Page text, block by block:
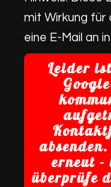
mit Wirkung für
eine E-Mail an
Leider
erneut -
überprüfe